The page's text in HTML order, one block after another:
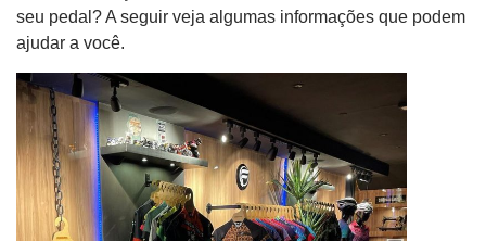
seu pedal? A seguir veja algumas informações que podem
ajudar a você.